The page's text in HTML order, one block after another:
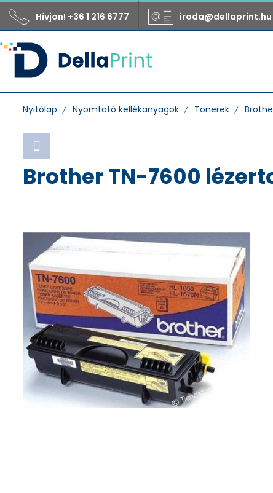
Hívjon! +36 1 216 6777 iroda@dellaprint.hu
Nyitólap Nyomtató kellékanyagok Tonerek
Brother TN-7600